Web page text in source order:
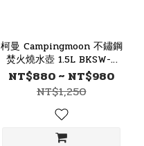
柯曼 Campingmoon 不鏽鋼
焚火燒水壺 1.5L BKSW-6
SW-6
NT$880 ~ NT$980
NT$1,250